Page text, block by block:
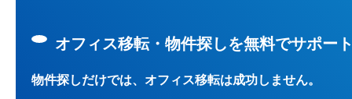
オフィス移転・物件探しを無料でサポー
物件探しだけでは、オフィス移転は成功しません。